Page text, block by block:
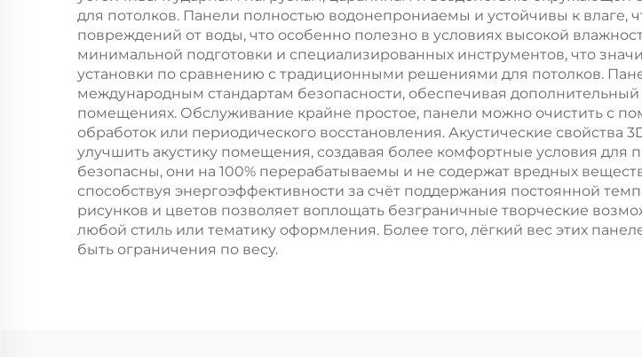
для потолков. Панели полностью водонепрониаемы и устойчивы к влаге,
повреждений от воды, что особенно полезно в условиях высокой
минимальной подготовки и специализированных инструментов, что
установки по сравнению с традиционными решениями для потолков.
международным стандартам безопасности, обеспечивая
помещениях. Обслуживание крайне простое, панели можно очистить с
обработок или периодического восстановления. Акустические
улучшить акустику помещения, создавая более комфортные условия для
безопасны, они на 100% перерабатываемы и не содержат вредных
способствуя энергоэффективности за счёт поддержания постоянной
рисунков и цветов позволяет воплощать безграничные творческие
любой стиль или тематику оформления. Более того, лёгкий вес этих
быть ограничения по весу.